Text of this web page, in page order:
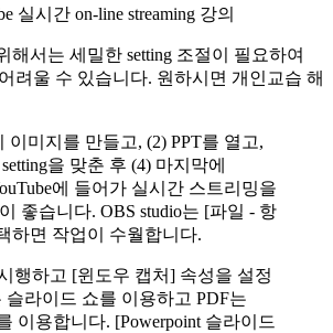
실시간 on-line streaming 강의
해서는 세밀한 setting 조절이 필요하여
려울 수 있습니다. 원하시면 개인교습 해
이미지를 만들고, (2) PPT를 열고,
을 맞춘 후 (4) 마지막에
에 들어가 실시간 스트리밍을
좋습니다. OBS studio는 [파일 - 항
하면 작업이 수월합니다.
행하고 [윈도우 캡처] 속성을 설정
슬라이드 쇼를 이용하고 PDF는
이용합니다. [Powerpoint 슬라이드